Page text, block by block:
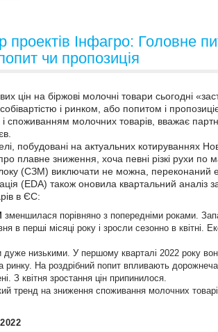
Інфагро: Головне
чи пропозиція
цін на біржові молочні товари сьогодні
і ринком, або попитом і
споживанням молочних товарів, вважає
побудовані на актуальних котируваннях
плавне зниження, хоча певні різкі рухи по
(СЗМ) виключати не можна, переконаний
(EDA) також оновила квартальний аналіз
в ЄС:
зменшилася порівняно з попередніми роками.
в перші місяці року і зросли сезонно в квітні.
дуже низькими. У першому кварталі 2022 року
ринку. На роздрібний попит впливають
З квітня зростання цін припинилося.
тренд на зниження споживання молочних